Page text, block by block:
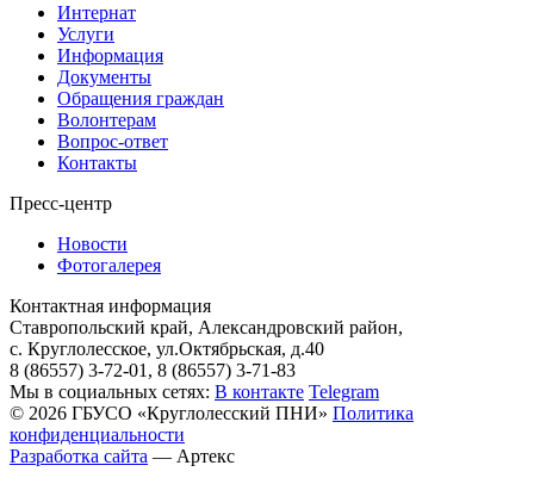
Интернат
Услуги
Информация
Документы
Обращения граждан
Волонтерам
Вопрос-ответ
Контакты
Пресс-центр
Новости
Фотогалерея
Контактная информация
Ставропольский край, Александровский район,
с. Круглолесское, ул.Октябрьская, д.40
8 (86557) 3-72-01, 8 (86557) 3-71-83
Мы в социальных сетях: В контакте Telegram
© 2026 ГБУСО «Круглолесский ПНИ» Политика
конфиденциальности
Разработка сайта — Артекс